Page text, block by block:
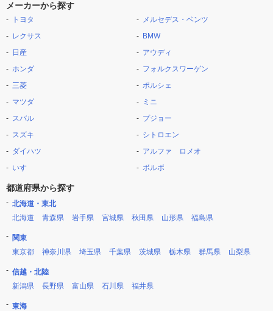
メーカーから探す
トヨタ
レクサス
日産
ホンダ
三菱
マツダ
スバル
スズキ
ダイハツ
いすゞ
メルセデス・ベンツ
BMW
アウディ
フォルクスワーゲン
ポルシェ
ミニ
プジョー
シトロエン
アルファ ロメオ
ボルボ
都道府県から探す
北海道・東北
北海道
青森県 岩手県 宮城県 秋田県 山形県 福島県
関東
東京都
神奈川県 埼玉県 千葉県 茨城県 栃木県 群馬県 山梨県
信越・北陸
新潟県
長野県 富山県 石川県 福井県
東海